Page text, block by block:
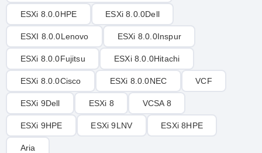
ESXi 8.0.0HPE ESXi 8.0.0Dell
ESXI 8.0.0Lenovo ESXi 8.0.0Inspur
ESXi 8.0.0Fujitsu ESXi 8.0.0Hitachi
ESXi 8.0.0Cisco ESXi 8.0.0NEC VCF
ESXi 9Dell ESXi 8 VCSA 8
ESXi 9HPE ESXi 9LNV ESXi 8HPE
Aria